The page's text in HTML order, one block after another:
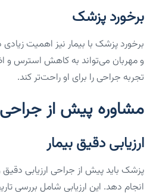
برخورد پزشک
برخورد پزشک با بیمار نیز اهمیت
و مهربان می‌تواند به کاهش استرس و
تجربه جراحی را برای او راحت‌تر کند.
مشاوره پیش از جراحی
ارزیابی دقیق بیمار
پزشک باید پیش از جراحی ارزیابی
انجام دهد. این ارزیابی شامل بررسی